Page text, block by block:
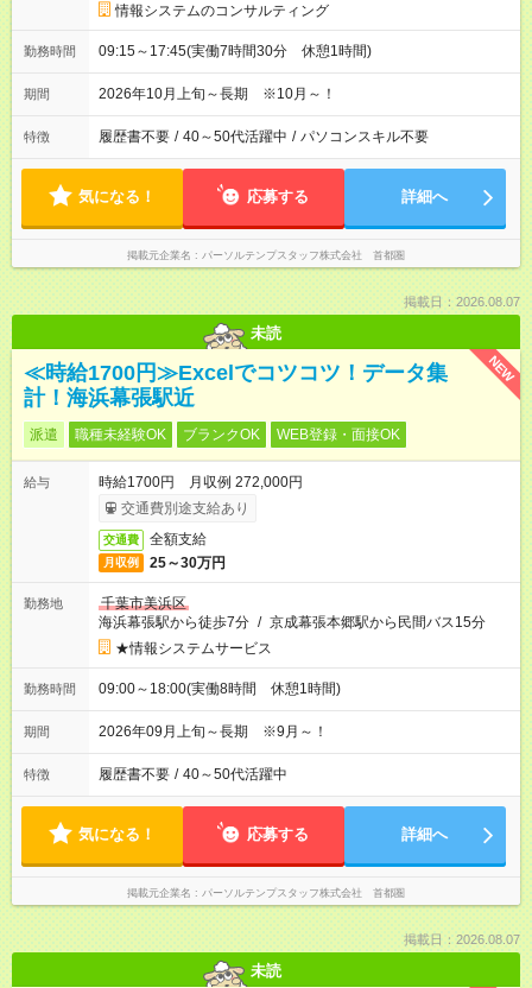
情報システムのコンサルティング
勤務時間 09:15～17:45(実働7時間30分 休憩1時間)
期間 2026年10月上旬～長期 ※10月～！
特徴 履歴書不要 / 40～50代活躍中 / パソコンスキル不要
気になる！ 応募する 詳細へ
掲載元企業名 パーソルテンプスタッフ株式会社 首都圏
掲載日：2026.08.07
未読
NEW
≪時給1700円≫Excelでコツコツ！データ集
計！海浜幕張駅近
派遣 職種未経験OK ブランクOK WEB登録・面接OK
給与
時給1700円 月収例 272,000円
交通費別途支給あり
交通費 全額支給
月収例 25～30万円
勤務地
千葉市美浜区
海浜幕張駅から徒歩7分 / 京成幕張本郷駅から民間バス15分
★情報システムサービス
勤務時間 09:00～18:00(実働8時間 休憩1時間)
期間 2026年09月上旬～長期 ※9月～！
特徴 履歴書不要 / 40～50代活躍中
気になる！ 応募する 詳細へ
掲載元企業名 パーソルテンプスタッフ株式会社 首都圏
掲載日：2026.08.07
未読